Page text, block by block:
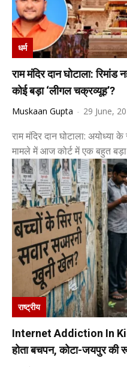
धर्म
राम मंदिर दान घोटाला:
कोई बड़ा ‘लीगल चक्रव्यूह’?
Muskaan Gupta - 29 June,
राम मंदिर दान घोटाला: अयोध्या
मामले में आज कोर्ट में एक बहुत
राष्ट्रीय
Internet Addiction In
होता बचपन, कोटा-जयपुर की